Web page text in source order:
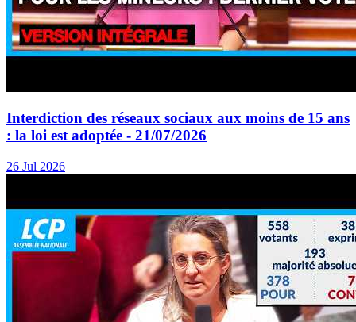
Interdiction des réseaux sociaux aux moins de 15 ans
: la loi est adoptée - 21/07/2026
26 Jul 2026